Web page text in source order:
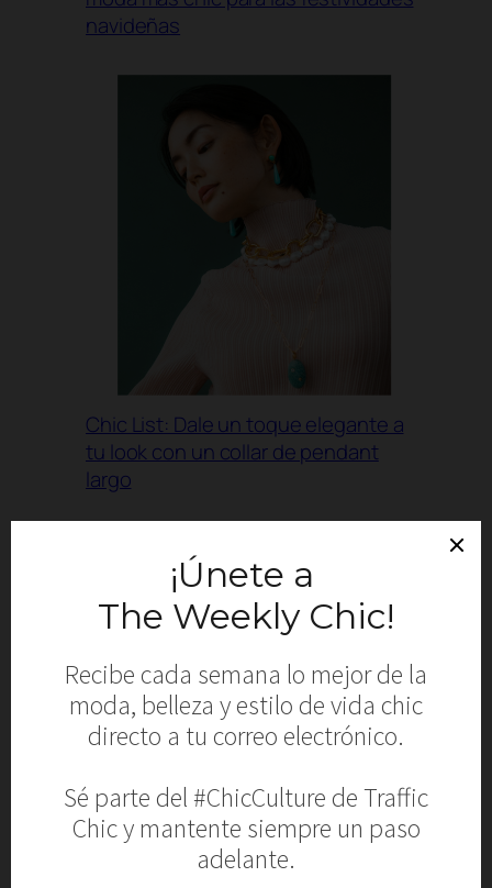
navideñas
Chic List: Dale un toque elegante a
tu look con un collar de pendant
largo